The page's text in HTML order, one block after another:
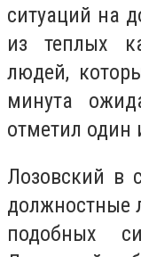
ситуаций на
из теплых
людей,
минута
отметил один
Лозовский в
должностные
подобных